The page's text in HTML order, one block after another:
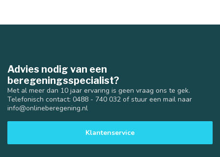
Advies nodig van een
beregeningsspecialist?
Met al meer dan 10 jaar ervaring is geen vraag ons te gek.
Telefonisch contact: 0488 - 740 032 of stuur een mail naar
info@onlineberegening.nl
Klantenservice